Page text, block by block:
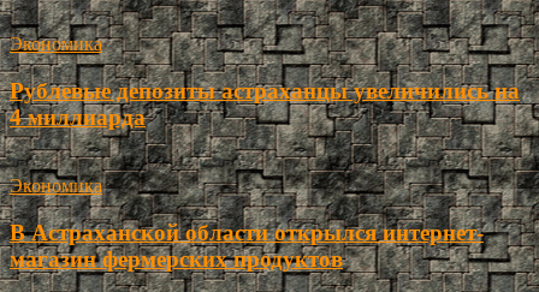
Экономика
Рублевые депозиты астраханцы увеличились на
4 миллиарда
Экономика
В Астраханской области открылся интернет-
магазин фермерских продуктов